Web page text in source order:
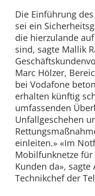
Die Einführung
sei ein
die hierzulande
sind, sagte Mallik
Marc Hölzer,
bei Vodafone
erhalten künftig
umfassenden
Unfallgeschehen
einleiten.» «Im
Mobilfunknetze
Kunden da», sagte
Technikchef der